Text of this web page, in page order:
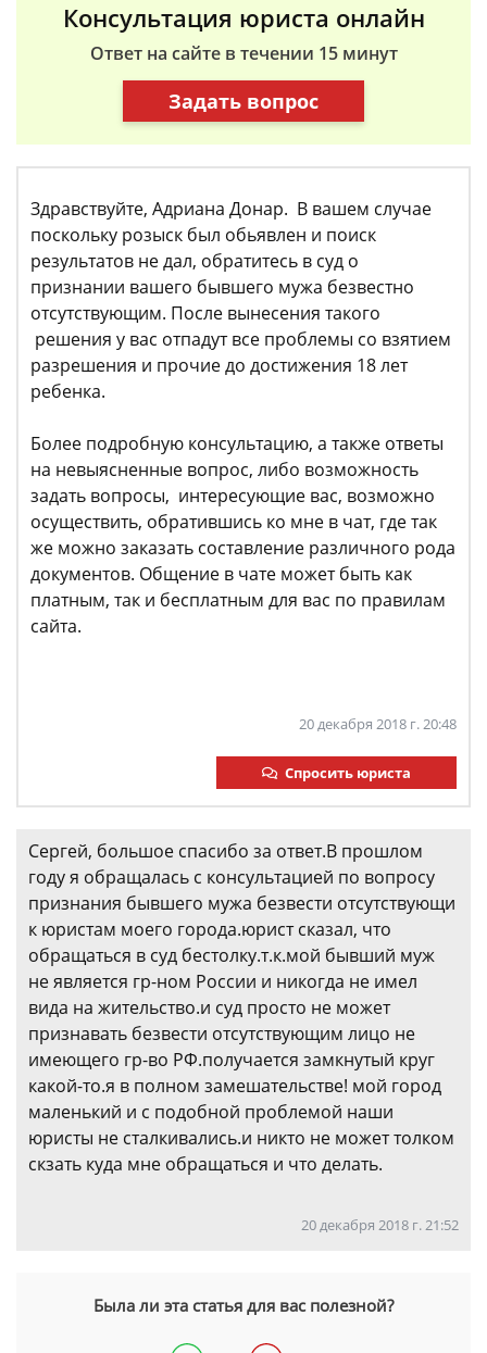
Консультация юриста онлайн
Ответ на сайте в течении 15 минут
Задать вопрос
Здравствуйте, Адриана Донар. В вашем случае
поскольку розыск был обьявлен и поиск
результатов не дал, обратитесь в суд о
признании вашего бывшего мужа безвестно
отсутствующим. После вынесения такого
решения у вас отпадут все проблемы со взятием
разрешения и прочие до достижения 18 лет
ребенка.
Более подробную консультацию, а также ответы
на невыясненные вопрос, либо возможность
задать вопросы, интересующие вас, возможно
осуществить, обратившись ко мне в чат, где так
же можно заказать составление различного рода
документов. Общение в чате может быть как
платным, так и бесплатным для вас по правилам
сайта.
20 декабря 2018 г. 20:48
Спросить юриста
Сергей, большое спасибо за ответ.В прошлом
году я обращалась с консультацией по вопросу
признания бывшего мужа безвести отсутствующи
к юристам моего города.юрист сказал, что
обращаться в суд бестолку.т.к.мой бывший муж
не является гр-ном России и никогда не имел
вида на жительство.и суд просто не может
признавать безвести отсутствующим лицо не
имеющего гр-во РФ.получается замкнутый круг
какой-то.я в полном замешательстве! мой город
маленький и с подобной проблемой наши
юристы не сталкивались.и никто не может толком
скзать куда мне обращаться и что делать.
20 декабря 2018 г. 21:52
Была ли эта статья для вас полезной?